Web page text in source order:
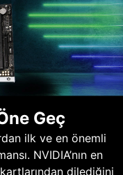
Geç
ilk ve en önemli
NVIDIA’nın en
dilediğini